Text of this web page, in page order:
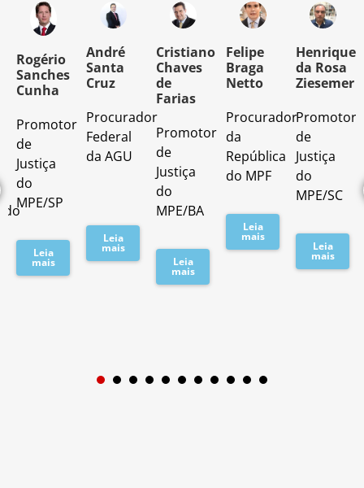
Rogério
Sanches
Cunha
Promotor
de
Justiça
do
MPE/SP
Leia
mais
André
Santa
Cruz
Procurador
Federal
da AGU
Leia
mais
Cristiano
Chaves
de
Farias
Promotor
de
Justiça
do
MPE/BA
Leia
mais
Felipe
Braga
Netto
Procurador
da
República
do MPF
Leia
mais
Henrique
da Rosa
Ziesemer
Promotor
de
Justiça
do
MPE/SC
Leia
mais
1 2 3